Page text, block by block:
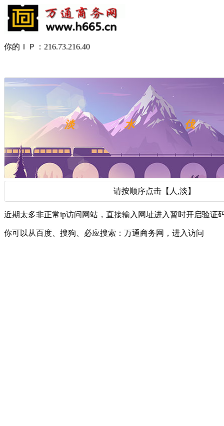
你的ＩＰ：216.73.216.40
请按顺序点击【人,淡】
近期太多非正常ip访问网站，直接输入网址进入暂时开启验证
你可以从百度、搜狗、必应搜索：万通商务网，进入访问